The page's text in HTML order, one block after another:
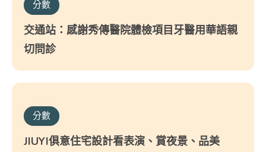
分數
交通站：感謝秀傳醫院體檢項目牙醫用華語親
切問診
分數
JIUYI俱意住宅設計看表演、賞夜景、品美